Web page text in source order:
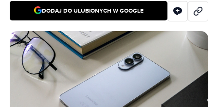
DODAJ DO ULUBIONYCH W GOOGLE